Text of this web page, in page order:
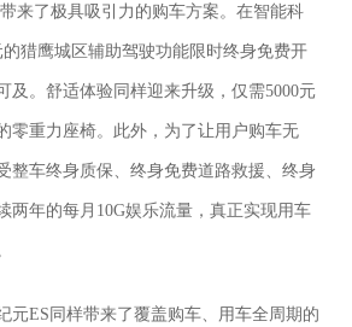
来了极具吸引力的购车方案。在智能科
的猎鹰城区辅助驾驶功能限时终身免费开
及。舒适体验同样迎来升级，仅需5000元
零重力座椅。此外，为了让用户购车无
整车终身质保、终身免费道路救援、终身
两年的每月10G娱乐流量，真正实现用车
元ES同样带来了覆盖购车、用车全周期的